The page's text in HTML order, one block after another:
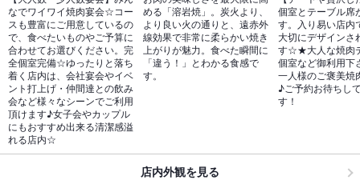
なでワイワイ焼肉宴会☆コー
スも豊富にご用意しているの
で、食べたいものやご予算に
合わせてお選びください。完
全個室完備☆ゆったりと落ち
着く店内は、会社宴会やイベ
ント打上げ・仲間達との飲み
会など様々なシーンでご利用
頂けます♪女子会やカップル
にもおすすめ出来る清潔感溢
れる店内☆
める「溶岩焼」。炭火より、
より良い火の通りと、遠赤外
線効果で非常に柔らかい焼き
上がりが魅力。食べた瞬間に
「違う！」とわかる食感で
す。
個室とテーブル席
す。入り易い店内
大切にデザインさ
す☆★大人な焼肉
個室など御利用下
一人様のご褒美焼
♪ご予約お待ちし
す！
店内外観を見る